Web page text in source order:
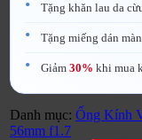
Tặng khăn lau da
Tặng miếng dán
Giảm 30% khi mua
Danh mục: Ống Kính
56mm f1.7